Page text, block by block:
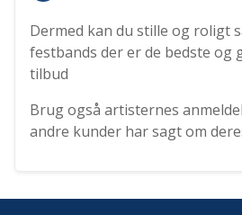
Dermed kan du stille og roligt
festbands der er de bedste og
tilbud
Brug også artisternes
andre kunder har sagt om